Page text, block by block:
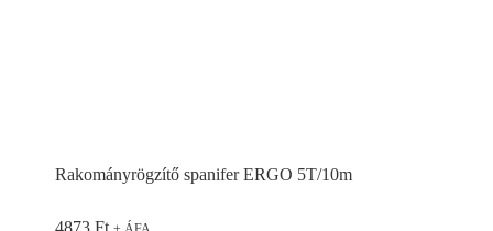
Rakományrögzítő spanifer ERGO 5T/10m